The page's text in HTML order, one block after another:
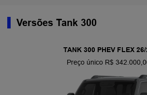
Versões Tank 300
TANK 300 PHEV FLEX 26/
Preço único R$